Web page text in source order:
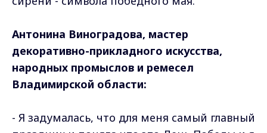
Антонина Виноградова, мастер
декоративно-прикладного искусства,
народных промыслов и ремесел
Владимирской области:
- Я задумалась, что для меня самый главный